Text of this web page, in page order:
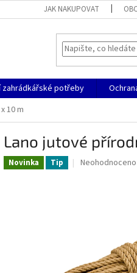
JAK NAKUPOVAT
zahrádkářské potřeby
10 m
Lano jutové
Novinka Tip
Průměrné
Neohodnoceno